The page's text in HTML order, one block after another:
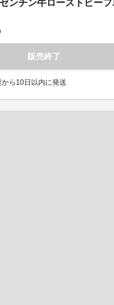
ンチン牛ローストビー
販売終了
ら10日以内に発送